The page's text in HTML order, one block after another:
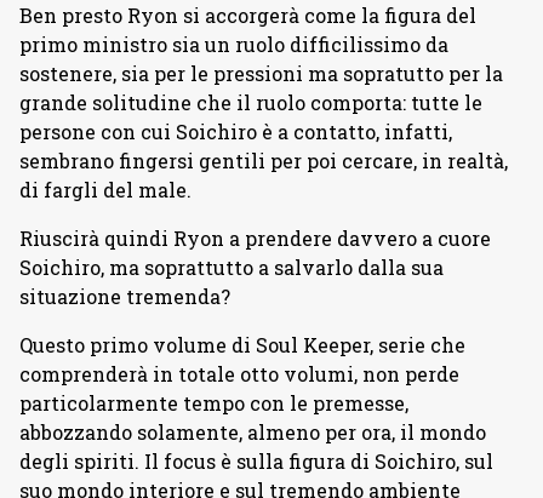
Ben presto Ryon si accorgerà come la figura del
primo ministro sia un ruolo difficilissimo da
sostenere, sia per le pressioni ma sopratutto per la
grande solitudine che il ruolo comporta: tutte le
persone con cui Soichiro è a contatto, infatti,
sembrano fingersi gentili per poi cercare, in realtà,
di fargli del male.
Riuscirà quindi Ryon a prendere davvero a cuore
Soichiro, ma soprattutto a salvarlo dalla sua
situazione tremenda?
Questo primo volume di Soul Keeper, serie che
comprenderà in totale otto volumi, non perde
particolarmente tempo con le premesse,
abbozzando solamente, almeno per ora, il mondo
degli spiriti. Il focus è sulla figura di Soichiro, sul
suo mondo interiore e sul tremendo ambiente